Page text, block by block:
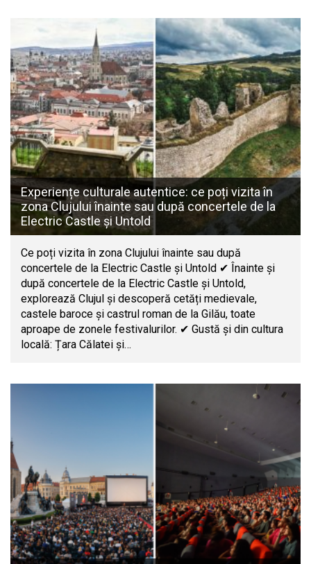
Experiențe culturale autentice: ce poți vizita în
zona Clujului înainte sau după concertele de la
Electric Castle și Untold
Ce poți vizita în zona Clujului înainte sau după
concertele de la Electric Castle și Untold ✔ Înainte și
după concertele de la Electric Castle și Untold,
explorează Clujul și descoperă cetăți medievale,
castele baroce și castrul roman de la Gilău, toate
aproape de zonele festivalurilor. ✔ Gustă și din cultura
locală: Țara Călatei și…